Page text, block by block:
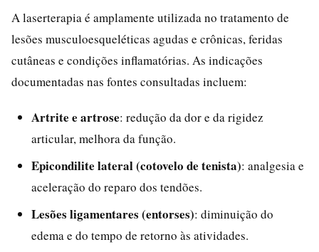
A laserterapia é amplamente utilizada no tratamento de
lesões musculoesqueléticas agudas e crônicas, feridas
cutâneas e condições inflamatórias. As indicações
documentadas nas fontes consultadas incluem:
Artrite e artrose: redução da dor e da rigidez
articular, melhora da função.
Epicondilite lateral (cotovelo de tenista): analgesia e
aceleração do reparo dos tendões.
Lesões ligamentares (entorses): diminuição do
edema e do tempo de retorno às atividades.